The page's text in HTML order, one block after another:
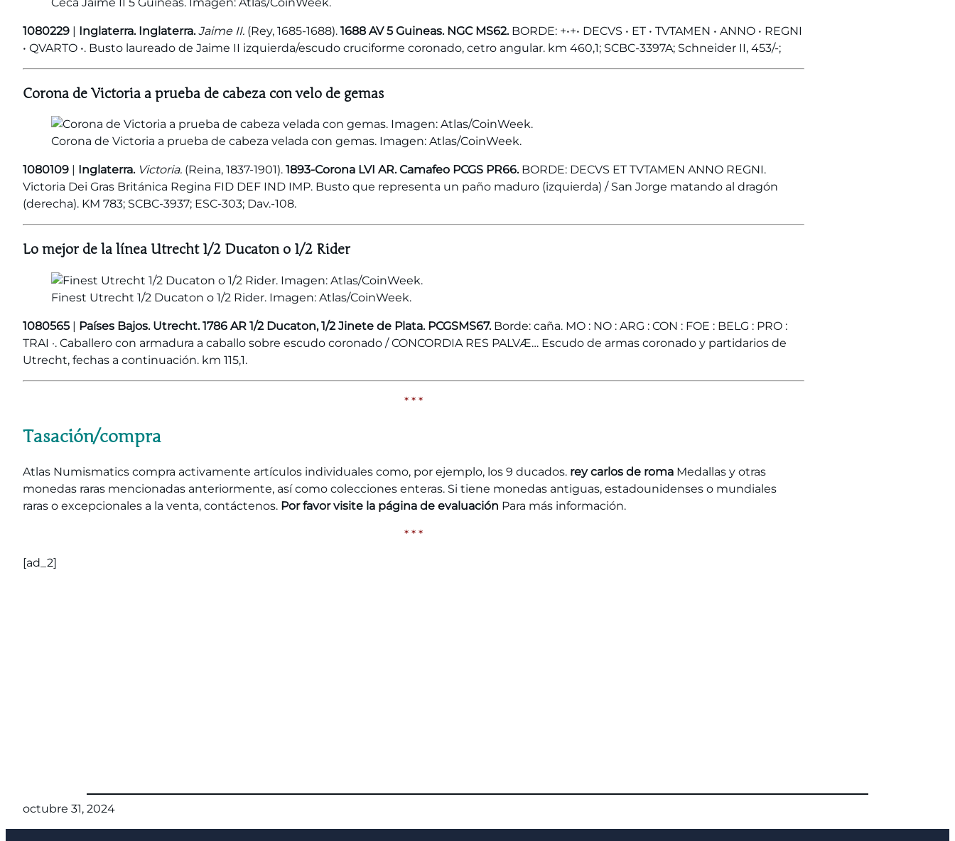
1080229 | Inglaterra. Inglaterra. Jaime II. (Rey, 1685-1688). 1688 AV 5 Guineas. NGC MS62.BORDE: +•+• DECVS • ET • TVTAMEN • ANNO • REGNI
• QVARTO •. Busto laureado de Jaime II izquierda/escudo cruciforme coronado, cetro angular. km 460,1; SCBC-3397A; Schneider II, 453/-;
Corona de Victoria a prueba de cabeza con velo de gemas
Corona de Victoria a prueba de cabeza velada con gemas. Imagen: Atlas/CoinWeek.
1080109 | Inglaterra. Victoria. (Reina, 1837-1901). 1893-Corona LVI AR. Camafeo PCGS PR66.BORDE: DECVS ET TVTAMEN ANNO REGNI.
Victoria Dei Gras Británica Regina FID DEF IND IMP. Busto que representa un paño maduro (izquierda) / San Jorge matando al dragón
(derecha). KM 783; SCBC-3937; ESC-303; Dav.-108.
Lo mejor de la línea Utrecht 1/2 Ducaton o 1/2 Rider
Finest Utrecht 1/2 Ducaton o 1/2 Rider. Imagen: Atlas/CoinWeek.
1080565 | Países Bajos. Utrecht. 1786 AR 1/2 Ducaton, 1/2 Jinete de Plata. PCGSMS67.Borde: caña. MO : NO : ARG : CON : FOE : BELG : PRO :
TRAI ·. Caballero con armadura a caballo sobre escudo coronado / CONCORDIA RES PALVÆ… Escudo de armas coronado y partidarios de
Utrecht, fechas a continuación. km 115,1.
* * *
Tasación/compra
Atlas Numismatics compra activamente artículos individuales como, por ejemplo, los 9 ducados. rey carlos de roma Medallas y otras
monedas raras mencionadas anteriormente, así como colecciones enteras. Si tiene monedas antiguas, estadounidenses o mundiales
raras o excepcionales a la venta, contáctenos. Por favor visite la página de evaluación Para más información.
* * *
[ad_2]
octubre 31, 2024